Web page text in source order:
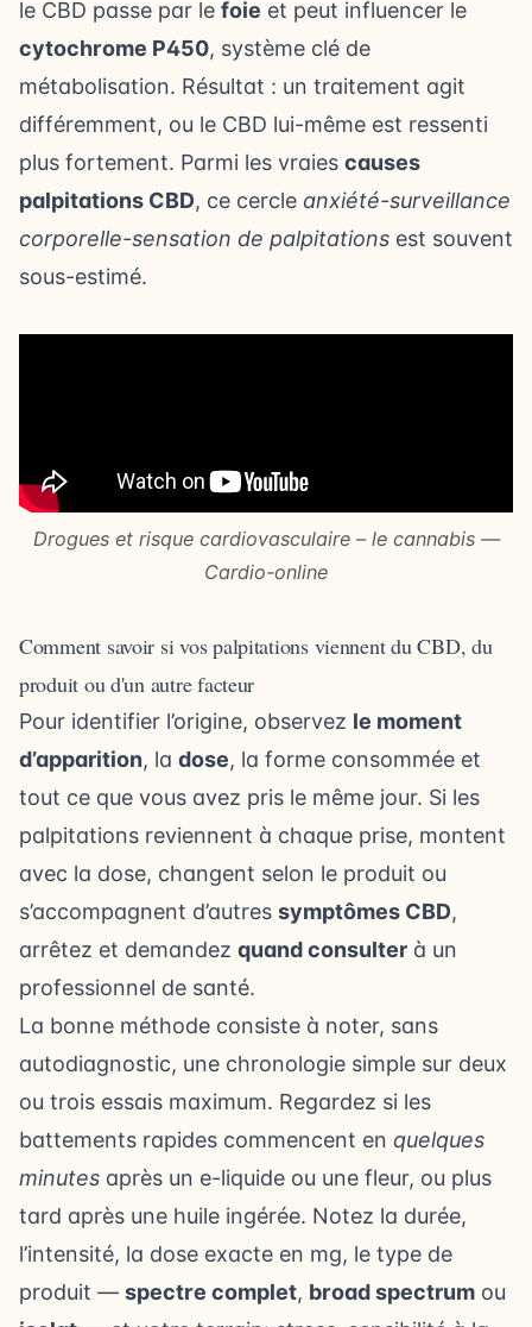
le CBD passe par le foie et peut influencer le
cytochrome P450, système clé de
métabolisation. Résultat : un traitement agit
différemment, ou le CBD lui-même est ressenti
plus fortement. Parmi les vraies causes
palpitations CBD, ce cercle anxiété-surveillance
corporelle-sensation de palpitations est souvent
sous-estimé.
Drogues et risque cardiovasculaire – le cannabis —
Cardio-online
Comment savoir si vos palpitations viennent du CBD, du
produit ou d'un autre facteur
Pour identifier l’origine, observez le moment
d’apparition, la dose, la forme consommée et
tout ce que vous avez pris le même jour. Si les
palpitations reviennent à chaque prise, montent
avec la dose, changent selon le produit ou
s’accompagnent d’autres symptômes CBD,
arrêtez et demandez quand consulter à un
professionnel de santé.
La bonne méthode consiste à noter, sans
autodiagnostic, une chronologie simple sur deux
ou trois essais maximum. Regardez si les
battements rapides commencent en quelques
minutes après un e-liquide ou une fleur, ou plus
tard après une huile ingérée. Notez la durée,
l’intensité, la dose exacte en mg, le type de
produit — spectre complet, broad spectrum ou